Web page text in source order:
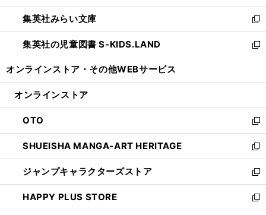
開
く
ウ
で
開
く
ン
ド
ウ
で
ウ
ィ
ン
ド
開
集英社みらい文庫
新
し
い
ン
ウ
で
開
く
集英社の児童図書 S-KIDS.LAND
新
ウ
ン
ド
ウ
で
開
く
オンラインストア・ その他WEBサービス
オンラインストア
OTO
新
し
い
ウ
ィ
ン
ド
ウ
SHUEISHA MANGA-ART HERITAGE
新
し
い
ウ
ィ
ン
ジャンプキャラクターズストア
新
し
い
ウ
HAPPY PLUS STORE
新
し